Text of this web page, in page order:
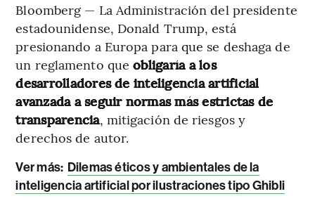
Bloomberg — La Administración del presidente
estadounidense, Donald Trump, está
presionando a Europa para que se deshaga de
un reglamento queobligaría a los
desarrolladores de inteligencia artificial
avanzada a seguir normas más estrictas de
transparencia, mitigación de riesgos y
derechos de autor.
Ver más: Dilemas éticos y ambientales de la
inteligencia artificial por ilustraciones tipo Ghibli